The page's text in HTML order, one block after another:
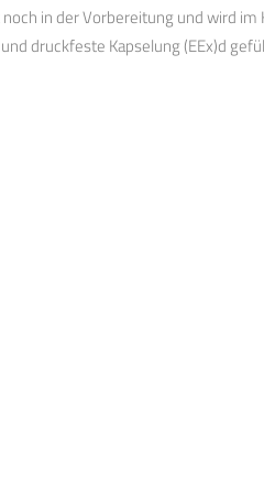
in der Vorbereitung und wird
druckfeste Kapselung (EEx)d